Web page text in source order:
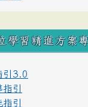
學習精進方案
引3.0
引
引